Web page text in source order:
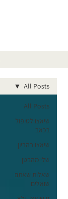
All Posts
שיאצו לטיפול
בכאב
שיאצו בהריון
שלי מהבטן
שאלות שאתם
שואלים
All Posts